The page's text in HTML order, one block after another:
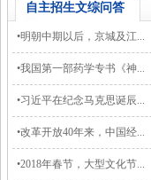
自主招生文综问答
•明朝中期以后，京城及江...
•我国第一部药学专书《神...
•习近平在纪念马克思诞辰...
•改革开放40年来，中国经...
•2018年春节，大型文化节...